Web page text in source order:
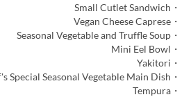
・Small Cutlet Sandwich
・Vegan Cheese Caprese
・Seasonal Vegetable and Truffle Soup
・Mini Eel Bowl
・Yakitori
・Chef's Special Seasonal Vegetable Main Dish
・Tempura